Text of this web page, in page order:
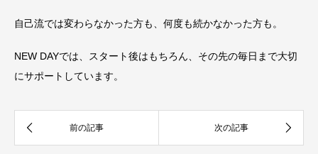
自己流では変わらなかった方も、何度も続かなかった方も。
NEW DAYでは、スタート後はもちろん、その先の毎日まで大切
にサポートしています。